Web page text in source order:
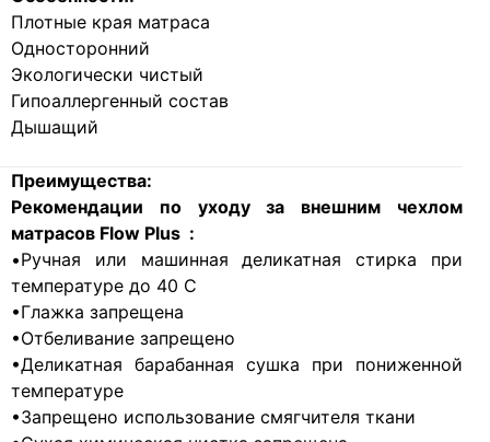
Плотные края матраса
Односторонний
Экологически чистый
Гипоаллергенный состав
Дышащий
Преимущества:
Рекомендации по уходу за внешним чехлом
матрасов Flow Plus :
•Ручная или машинная деликатная стирка при
температуре до 40 С
•Глажка запрещена
•Отбеливание запрещено
•Деликатная барабанная сушка при пониженной
температуре
•Запрещено использование смягчителя ткани